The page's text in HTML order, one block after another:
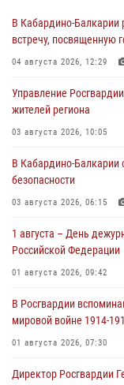
В Кабардино-Балкарии
встречу, посвященную
04 августа 2026, 12:29
Управление
жителей региона
03 августа 2026, 10:05
В Кабардино‑Балкарии
безопасности
03 августа 2026, 06:15
1 августа – День
Российской Федерации
01 августа 2026, 09:42
В Росгвардии
мировой войне 1914-
01 августа 2026, 07:30
Директор Росгвардии